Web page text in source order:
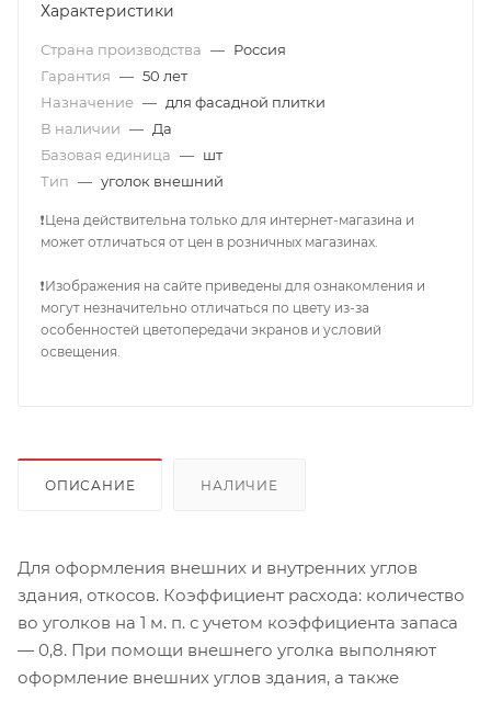
Характеристики
Страна производства — Россия
Гарантия — 50 лет
Назначение — для фасадной плитки
В наличии — Да
Базовая единица — шт
Тип — уголок внешний
❗Цена действительна только для интернет-магазина и
может отличаться от цен в розничных магазинах.
❗Изображения на сайте приведены для ознакомления и
могут незначительно отличаться по цвету из-за
особенностей цветопередачи экранов и условий
освещения.
ОПИСАНИЕ НАЛИЧИЕ
Для оформления внешних и внутренних углов
здания, откосов. Коэффициент расхода: количество
во уголков на 1 м. п. с учетом коэффициента запаса
— 0,8. При помощи внешнего уголка выполняют
оформление внешних углов здания, а также